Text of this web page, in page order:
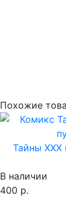
Похожие
Тайны XXX
В наличии
400 р.